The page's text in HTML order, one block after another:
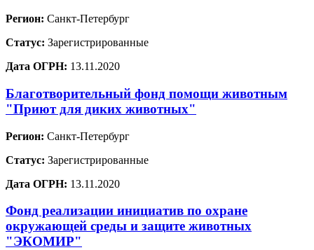
Регион: Санкт-Петербург
Статус: Зарегистрированные
Дата ОГРН: 13.11.2020
Благотворительный фонд помощи животным
"Приют для диких животных"
Регион: Санкт-Петербург
Статус: Зарегистрированные
Дата ОГРН: 13.11.2020
Фонд реализации инициатив по охране
окружающей среды и защите животных
"ЭКОМИР"